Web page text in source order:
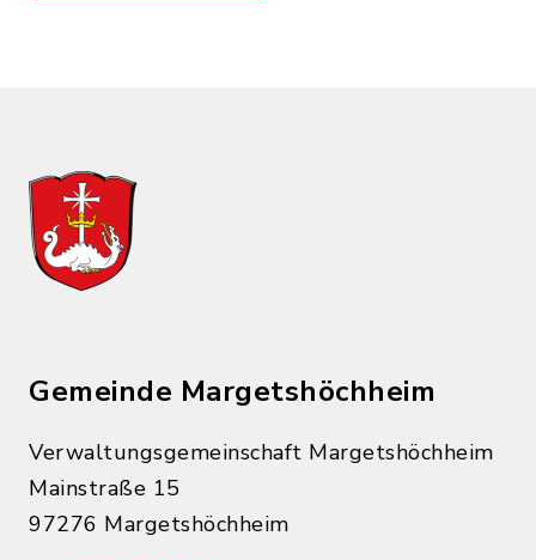
Gemeinde Margetshöchheim
Verwaltungsgemeinschaft Margetshöchheim
Mainstraße 15
97276 Margetshöchheim